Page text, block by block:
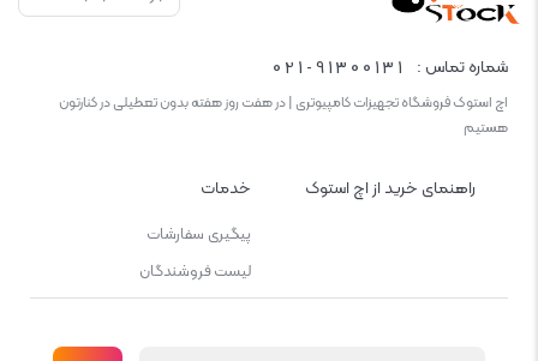
شماره تماس : 021-91300131
اچ استوک فروشگاه تجهیزات کامپیوتری | در هفت روز هفته بدون تعطیلی در کنارتون
هستیم
راهنمای خرید از اچ استوک خدمات
پیگیری سفارشات
لیست فروشندگان